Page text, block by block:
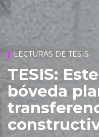
LECTURAS DE TESIS
TESIS:
bóveda